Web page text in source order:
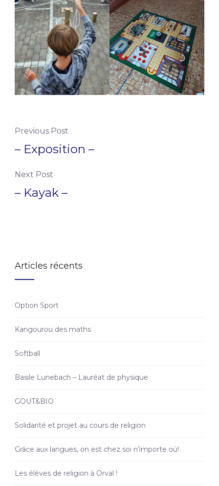
Previous Post
– Exposition –
Next Post
– Kayak –
Articles récents
Option Sport
Kangourou des maths
Softball
Basile Lunebach – Lauréat de physique
GOUT&BIO
Solidarité et projet au cours de religion
Grâce aux langues, on est chez soi n’importe où!
Les élèves de religion à Orval !